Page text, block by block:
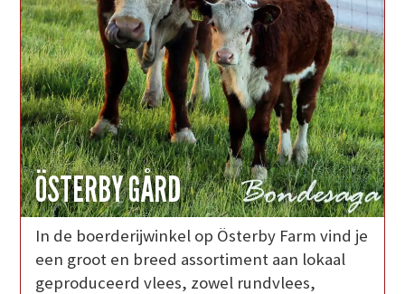
ÖSTERBY GÅRD
In de boerderijwinkel op Österby Farm vind je
een groot en breed assortiment aan lokaal
geproduceerd vlees, zowel rundvlees,